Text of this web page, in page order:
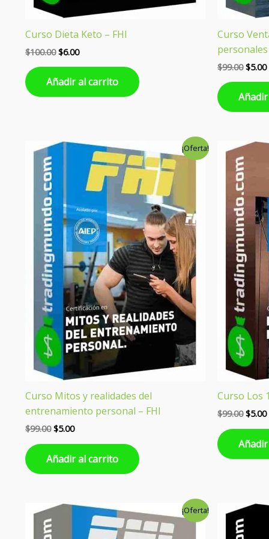
Curso Dieta Keto – FHI
$100.00 $6.00
Añadir al carrito
Curso
personales
$99.00 $5.00
¡Oferta!
Curso Mitos y realidades del
entrenamiento personal – FHI
$99.00
El
precio
original
era:
$5.00
El
precio
actual
$5.00.
Añadir al carrito
Curso Los
$99.00
El
original
era:
$99.00.
$5.00
¡Oferta!
El
El
precio
actual
El